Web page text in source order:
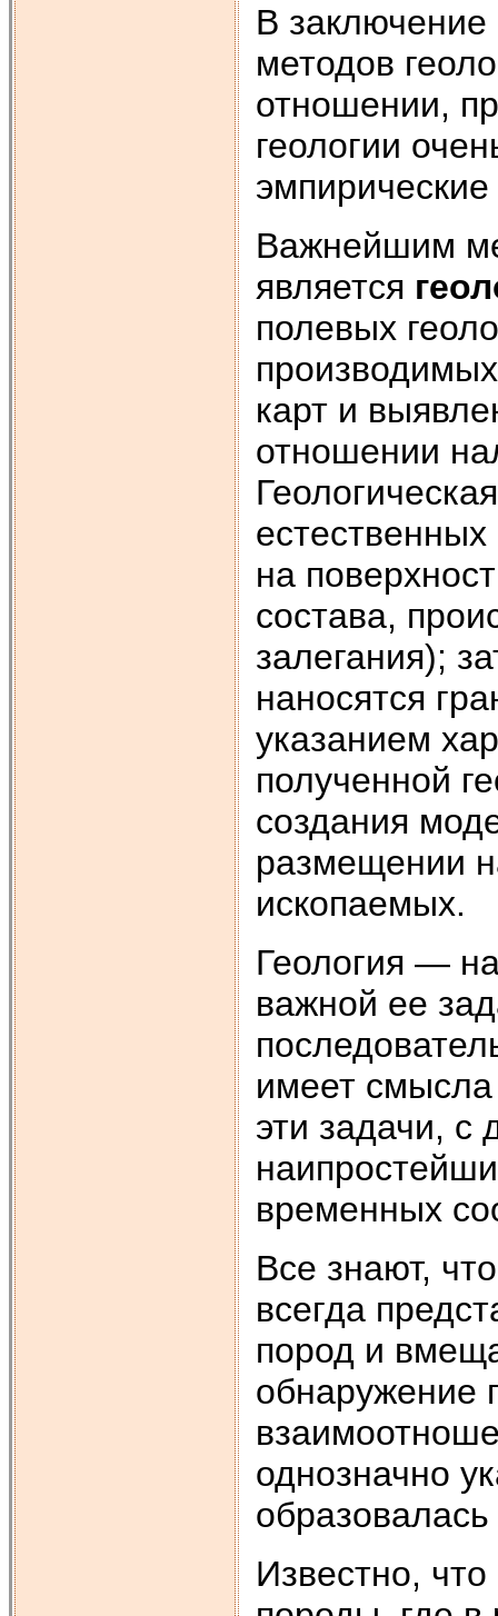
В заключение
методов
отношении,
геологии
Важнейшим
является
полевых
карт и
отношении
на
состава,
залегания);
наносятся
указанием
полученной
создания
размещении
ископаемых.
Геология —
важной ее
имеет смысла
эти задачи, с
временных
Все знают,
всегда
пород и
обнаружение
однозначно
Известно,